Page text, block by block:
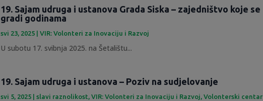
19. Sajam udruga i ustanova Grada Siska – zajedništvo koje se
gradi godinama
svi 23, 2025 |VIR: Volonteri za Inovaciju i Razvoj
U subotu 17. svibnja 2025. na Šetalištu...
19. Sajam udruga i ustanova – Poziv na sudjelovanje
svi 5, 2025 |slavi raznolikost ,VIR: Volonteri za Inovaciju i Razvoj ,Volonterski centar